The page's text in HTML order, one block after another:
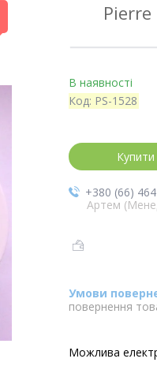
Pierre
В наявності
Код: PS-1528
Купити
+380 (66)
Артем
повернення